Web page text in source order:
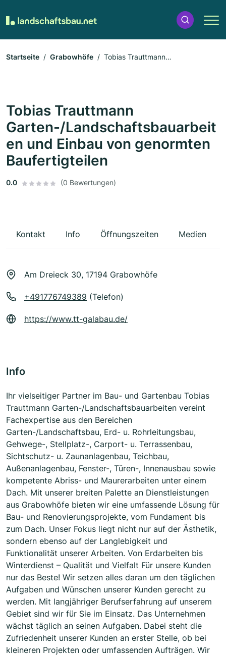
Startseite Grabowhöfe
Tobias Trauttmann
Tobias Trauttmann
Garten-/Landschaftsbauarbeit
en und Einbau von genormten
Baufertigteilen
0.0 (0 Bewertungen)
Kontakt Info Öffnungszeiten Medien
Am Dreieck 30, 17194 Grabowhöfe
+491776749389 (Telefon)
https://www.tt-galabau.de/
Info
Ihr vielseitiger Partner im Bau- und Gartenbau Tobias
Trauttmann Garten-/Landschaftsbauarbeiten vereint
Fachexpertise aus den Bereichen
Garten-/Landschaftsbau, Erd- u. Rohrleitungsbau,
Gehwege-, Stellplatz-, Carport- u. Terrassenbau,
Sichtschutz- u. Zaunanlagenbau, Teichbau,
Außenanlagenbau, Fenster-, Türen-, Innenausbau sowie
kompetente Abriss- und Maurerarbeiten unter einem
Dach. Mit unserer breiten Palette an Dienstleistungen
aus Grabowhöfe bieten wir eine umfassende Lösung für
Bau- und Renovierungsprojekte, vom Fundament bis
zum Dach. Unser Fokus liegt nicht nur auf der Ästhetik,
sondern ebenso auf der Langlebigkeit und
Funktionalität unserer Arbeiten. Von Erdarbeiten bis
Winterdienst – Qualität und Vielfalt Für unsere Kunden
nur das Beste! Wir setzen alles daran um den täglichen
Aufgaben und Wünschen unserer Kunden gerecht zu
werden. Mit langjähriger Berufserfahrung auf unserem
Gebiet sind wir für Sie im Einsatz. Das Unternehmen
wächst täglich an seinen Aufgaben. Dabei steht die
Zufriedenheit unserer Kunden an erster Stelle, ob bei
kleineren Projekten oder umfassenden Aufträgen. Wir